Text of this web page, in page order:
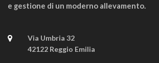
e gestione di un moderno allevamento.
Via Umbria 32
42122 Reggio Emilia